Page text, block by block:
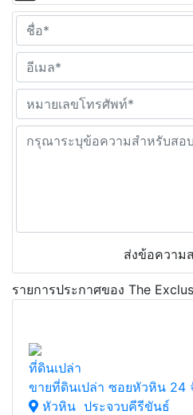
ส่งข้อความ
รายการประกาศของ The
ที่ดินเปล่า
ขายที่ดินเปล่า ซอยหัวหิน 24
หัวหิน ประจวบคีรีขันธ์